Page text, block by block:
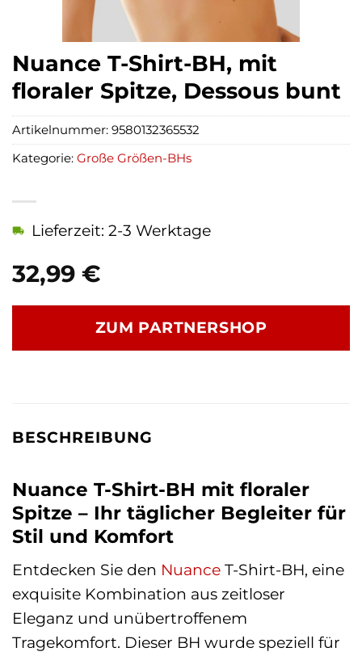
Nuance T-Shirt-BH, mit
floraler Spitze, Dessous bunt
32,99 €
Lieferzeit: 2-3 Werktage
ZUM PARTNERSHOP
Artikelnummer: 9580132365532
Kategorie: Große Größen-BHs
BESCHREIBUNG
Nuance T-Shirt-BH mit floraler
Spitze – Ihr täglicher Begleiter für
Stil und Komfort
Entdecken Sie den Nuance T-Shirt-BH, eine
exquisite Kombination aus zeitloser
Eleganz und unübertroffenem
Tragekomfort. Dieser BH wurde speziell für